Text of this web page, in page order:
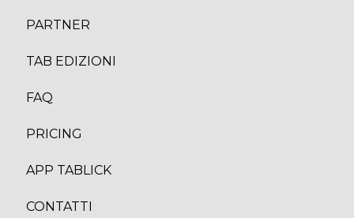
PARTNER
TAB EDIZIONI
FAQ
PRICING
APP TABLICK
CONTATTI